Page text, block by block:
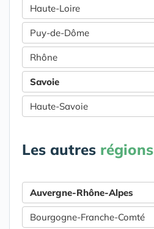
Haute-Loire
Puy-de-Dôme
Rhône
Savoie
Haute-Savoie
Les autres régions
Auvergne-Rhône-Alpes
Bourgogne-Franche-Comté